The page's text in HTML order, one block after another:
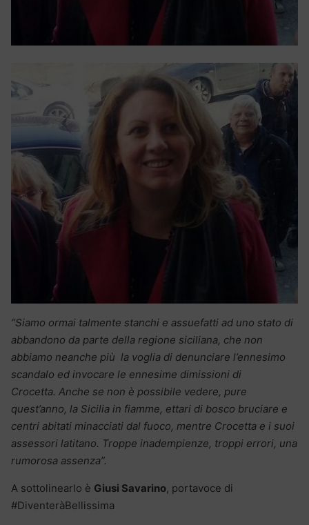
“Siamo ormai talmente stanchi e assuefatti ad uno stato di
abbandono da parte della regione siciliana, che non
abbiamo neanche più la voglia di denunciare l’ennesimo
scandalo ed invocare le ennesime dimissioni di
Crocetta. Anche se non è possibile vedere, pure
quest’anno, la Sicilia in fiamme, ettari di bosco bruciare e
centri abitati minacciati dal fuoco, mentre Crocetta e i suoi
assessori latitano. Troppe inadempienze, troppi errori, una
rumorosa assenza”.
A sottolinearlo è Giusi Savarino, portavoce di
#DiventeràBellissima